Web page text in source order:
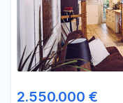
2.550.000 €